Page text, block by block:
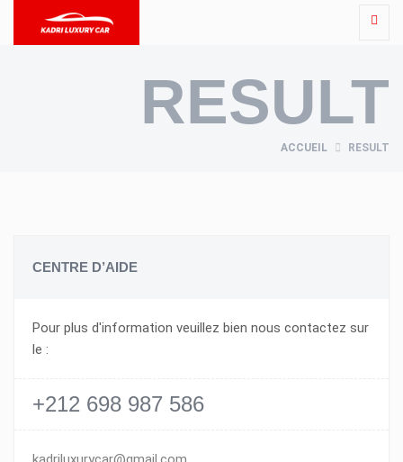
RESULT
ACCUEIL RESULT
CENTRE D’AIDE
Pour plus d'information veuillez bien nous contactez sur
le :
+212 698 987 586